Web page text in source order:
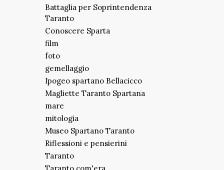
Battaglia per Soprintendenza
Taranto
Conoscere Sparta
film
foto
gemellaggio
Ipogeo spartano Bellacicco
Magliette Taranto Spartana
mare
mitologia
Museo Spartano Taranto
Riflessioni e pensierini
Taranto
Taranto com'era